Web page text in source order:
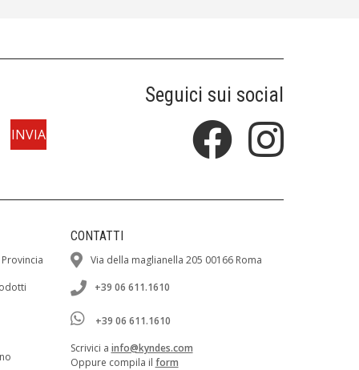
Seguici sui social
CONTATTI
Via della maglianella 205 00166 Roma
+39 06 611.1610
+39 06 611.1610
Scrivici a info@kyndes.com
Oppure compila il form